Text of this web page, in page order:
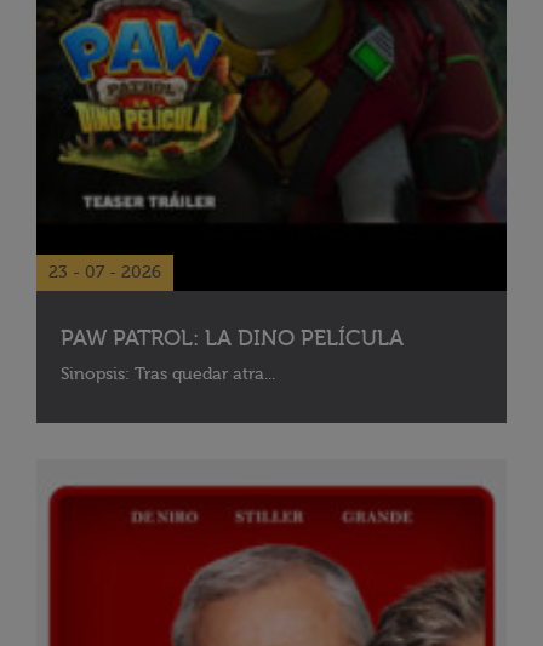
23 - 07 - 2026
PAW PATROL: LA DINO PELÍCULA
Sinopsis: Tras quedar atra...